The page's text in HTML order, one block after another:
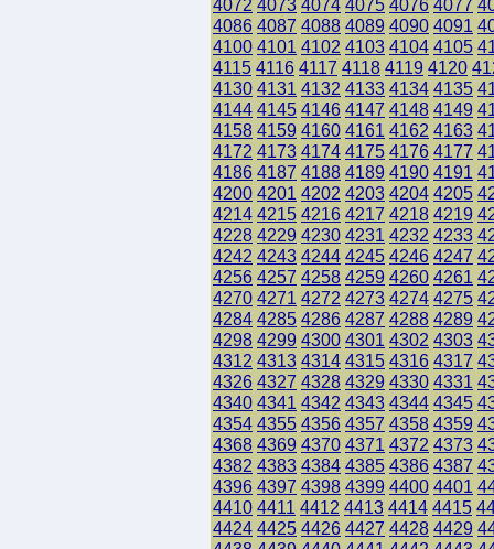
4072 4073 4074 4075 4076 4077
4086 4087 4088 4089 4090 4091
4100 4101 4102 4103 4104 4105
4115 4116 4117 4118 4119 4120
4130 4131 4132 4133 4134 4135
4144 4145 4146 4147 4148 4149
4158 4159 4160 4161 4162 4163
4172 4173 4174 4175 4176 4177
4186 4187 4188 4189 4190 4191
4200 4201 4202 4203 4204 4205
4214 4215 4216 4217 4218 4219
4228 4229 4230 4231 4232 4233
4242 4243 4244 4245 4246 4247
4256 4257 4258 4259 4260 4261
4270 4271 4272 4273 4274 4275
4284 4285 4286 4287 4288 4289
4298 4299 4300 4301 4302 4303
4312 4313 4314 4315 4316 4317
4326 4327 4328 4329 4330 4331
4340 4341 4342 4343 4344 4345
4354 4355 4356 4357 4358 4359
4368 4369 4370 4371 4372 4373
4382 4383 4384 4385 4386 4387
4396 4397 4398 4399 4400 4401
4410 4411 4412 4413 4414 4415
4424 4425 4426 4427 4428 4429